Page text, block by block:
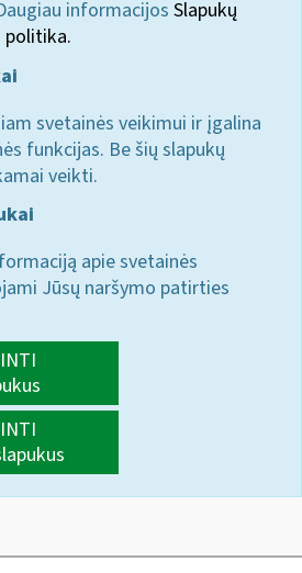
informacijos Slapukų
politika.
svetainės veikimui ir įgalina
funkcijas. Be šių slapukų
veikti.
apie svetainės
Jūsų naršymo patirties